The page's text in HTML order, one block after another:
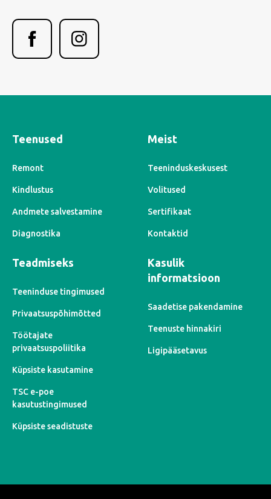
Teenused
Remont
Kindlustus
Andmete salvestamine
Diagnostika
Meist
Teeninduskeskusest
Volitused
Sertifikaat
Kontaktid
Teadmiseks
Teeninduse tingimused
Privaatsuspõhimõtted
Töötajate
privaatsuspoliitika
Küpsiste kasutamine
TSC e-poe
kasutustingimused
Küpsiste seadistuste
Kasulik
informatsioon
Saadetise pakendamine
Teenuste hinnakiri
Ligipääsetavus